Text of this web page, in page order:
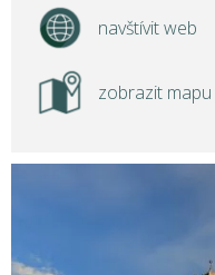
navštívit web
zobrazit mapu